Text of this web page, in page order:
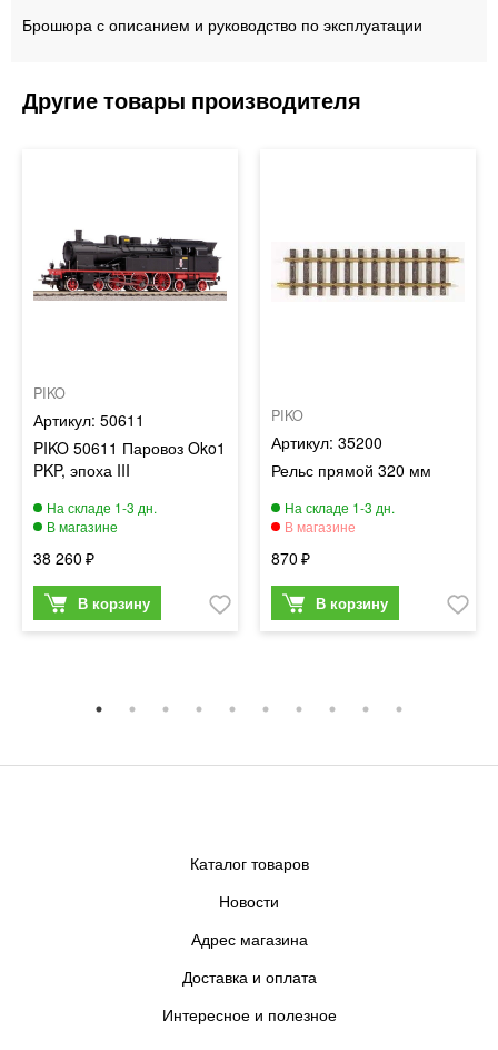
Брошюра с описанием и руководство по эксплуатации
PIKO
50611
PIKO 50611 Паровоз Oko1
PKP, эпоха III
38 260
PIKO
35200
Рельс прямой 320 мм
870
Каталог товаров
Новости
Адрес магазина
Доставка и оплата
Интересное и полезное